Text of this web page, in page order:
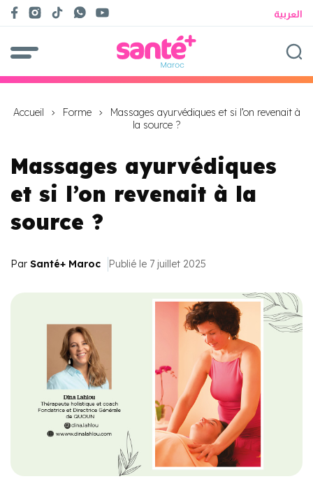
العربية
Accueil Forme
Massages ayurvédiques et si l’on revenait à
la source ?
Massages ayurvédiques
et si l’on revenait à la
source ?
Par Santé+ Maroc Publié le 7 juillet 2025